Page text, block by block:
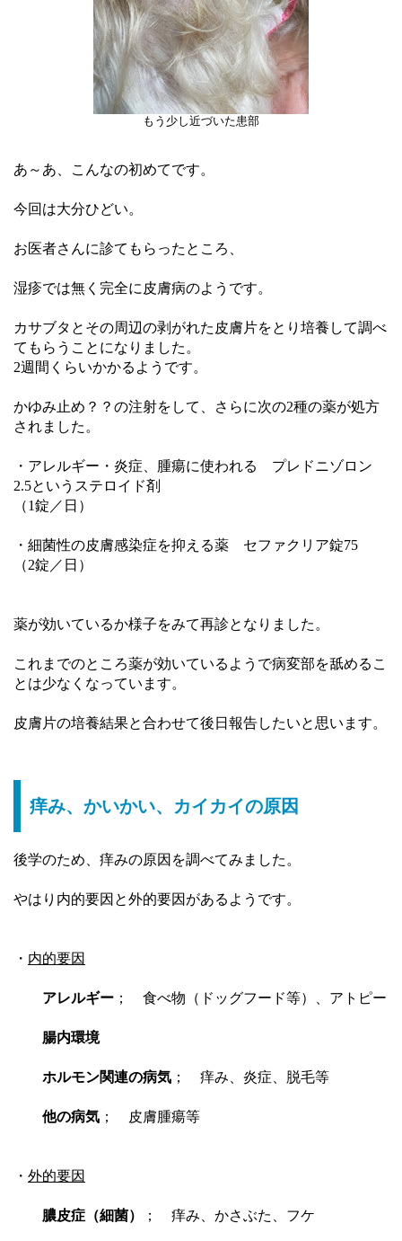
もう少し近づいた患部
あ～あ、こんなの初めてです。
今回は大分ひどい。
お医者さんに診てもらったところ、
湿疹では無く完全に皮膚病のようです。
カサブタとその周辺の剥がれた皮膚片をとり培養して調べ
てもらうことになりました。
2週間くらいかかるようです。
かゆみ止め？？の注射をして、さらに次の2種の薬が処方
されました。
・アレルギー・炎症、腫瘍に使われる プレドニゾロン
2.5というステロイド剤
（1錠／日）
・細菌性の皮膚感染症を抑える薬 セファクリア錠75
（2錠／日）
薬が効いているか様子をみて再診となりました。
これまでのところ薬が効いているようで病変部を舐めるこ
とは少なくなっています。
皮膚片の培養結果と合わせて後日報告したいと思います。
痒み、かいかい、カイカイの原因
後学のため、痒みの原因を調べてみました。
やはり内的要因と外的要因があるようです。
・ 内的要因
アレルギー ； 食べ物（ドッグフード等）、アトピー
腸内環境
ホルモン関連の病気 ； 痒み、炎症、脱毛等
他の病気 ； 皮膚腫瘍等
・ 外的要因
膿皮症（細菌） ； 痒み、かさぶた、フケ